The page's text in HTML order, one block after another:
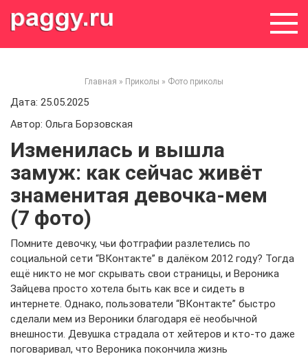
Главная » Приколы » Фото приколы
Дата: 25.05.2025
Автор: Ольга Борзовская
Изменилась и вышла
замуж: как сейчас живёт
знаменитая девочка-мем
(7 фото)
Помните девочку, чьи фотграфии разлетелись по
социальной сети “ВКонтакте” в далёком 2012 году? Тогда
ещё никто не мог скрывать свои страницы, и Вероника
Зайцева просто хотела быть как все и сидеть в
интернете. Однако, пользователи “ВКонтакте” быстро
сделали мем из Вероники благодаря её необычной
внешности. Девушка страдала от хейтеров и кто-то даже
поговаривал, что Вероника покончила жизнь